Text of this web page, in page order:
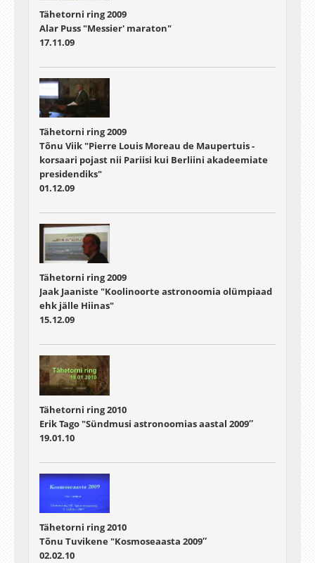
Tähetorni ring 2009
Alar Puss "Messier' maraton"
17.11.09
Tähetorni ring 2009
Tõnu Viik "Pierre Louis Moreau de Maupertuis -
korsaari pojast nii Pariisi kui Berliini akadeemiate
presidendiks"
01.12.09
Tähetorni ring 2009
Jaak Jaaniste "Koolinoorte astronoomia olümpiaad
ehk jälle Hiinas"
15.12.09
Tähetorni ring 2010
Erik Tago "Sündmusi astronoomias aastal 2009″
19.01.10
Tähetorni ring 2010
Tõnu Tuvikene "Kosmoseaasta 2009″
02.02.10